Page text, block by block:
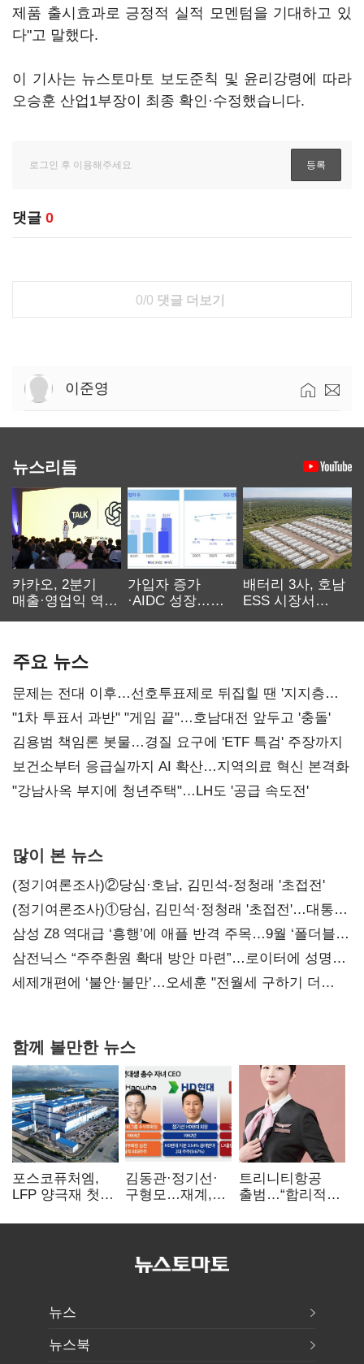
제품 출시효과로 긍정적 실적 모멘텀을 기대하고 있
다"고 말했다.
이 기사는 뉴스토마토 보도준칙 및 윤리강령에 따라
오승훈 산업1부장이 최종 확인·수정했습니다.
댓글 0
0/0 댓글 더보기
이준영
뉴스리듬
카카오, 2분기
매출·영업익 역대
가입자 증가
·AIDC 성장…
배터리 3사, 호남
ESS 시장서
주요 뉴스
문제는 전대 이후…선호투표제로 뒤집힐 땐 '지지층
불복'
"1차 투표서 과반" "게임 끝"…호남대전 앞두고 '충돌'
김용범 책임론 봇물…경질 요구에 'ETF 특검' 주장까지
보건소부터 응급실까지 AI 확산…지역의료 혁신 본격화
"강남사옥 부지에 청년주택"…LH도 '공급 속도전'
많이 본 뉴스
(정기여론조사)②당심·호남, 김민석-정청래 '초접전'
(정기여론조사)①당심, 김민석·정청래 '초접전'…대통령
지지도 '50% 아래로'(종합)
삼성 Z8 역대급 ‘흥행’에 애플 반격 주목…9월 ‘폴더블
대전’
삼전닉스 “주주환원 확대 방안 마련”…로이터에 성명
보내
세제개편에 ‘불안·불만’…오세훈 "전월세 구하기 더
함께 볼만한 뉴스
포스코퓨처엠,
LFP 양극재 첫
ESS 시장 공략
김동관·정기선·
구형모…재계,
전성시대
트리니티항공
출범…“합리적
서비스로 승부”
뉴스
뉴스북